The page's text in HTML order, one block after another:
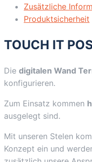
Schwarz
Display
EKiosk
/
HD
/
Menge
Zusätzliche
Produktsicherheit
TOUCH IT
Die digitalen Wand
konfigurieren.
Zum Einsatz kommen
ausgelegt sind.
Mit unseren Stelen
Konzept ein und